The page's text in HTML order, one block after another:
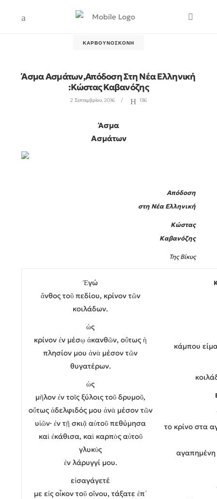
ΚΑΡΒΟΥΝΌΣΚΟΝΗ
Άσμα Ασμάτων,Απόδοση Στη Νέα Ελληνική
:Κώστας Καβανόζης
2 Σεπτεμβρίου, 2016 136
Άσμα
Ασμάτων
Απόδοση
στη Νέα Ελληνική
Κώστας
Καβανόζης
Της Βίκυς
Ἐγώ
ἄνθος τοῦ πεδίου, κρίνον τῶν
κοιλάδων.
ὡς
κρίνον ἐν μέσῳ ἀκανθῶν, οὕτως ἡ
πλησίον μου ἀνὰ μέσον τῶν
θυγατέρων.
ὡς
μῆλον ἐν τοῖς ξύλοις τοῦ δρυμοῦ,
οὕτως ἀδελφιδός μου ἀνὰ μέσον τῶν
υἱῶν· ἐν τῇ σκιᾷ αὐτοῦ πεθύμησα
καὶ ἐκάθισα, καὶ καρπὸς αὐτοῦ
γλυκὺς
ἐν λάρυγγί μου.
εἰσαγάγετέ
με εἰς οἶκον τοῦ οἴνου, τάξατε ἐπ᾿
κάμπου
το κρίνο στα
αγαπημένη